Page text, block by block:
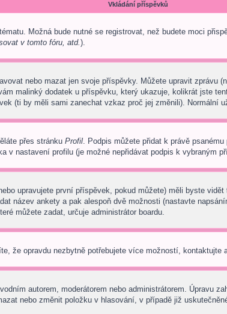
Vkládání příspěvků
Možná bude nutné se registrovat, než budete moci
v tomto fóru, atd.).
nebo mazat jen svoje příspěvky. Můžete upravit zprávu
malinký dodatek u příspěvku, který ukazuje, kolikrát jste
(ti by měli sami zanechat vzkaz proč jej změnili). Normální
přes stránku Profil. Podpis můžete přidat k právě
v nastavení profilu (je možné nepřidávat podpis k vybraným
upravujete první příspěvek, pokud můžete) měli byste
název ankety a pak alespoň dvě možnosti (nastavte
můžete zadat, určuje administrátor boardu.
že opravdu nezbytně potřebujete více možností, kontaktujte
autorem, moderátorem nebo administrátorem. Úpravu
nebo změnit položku v hlasování, v případě již